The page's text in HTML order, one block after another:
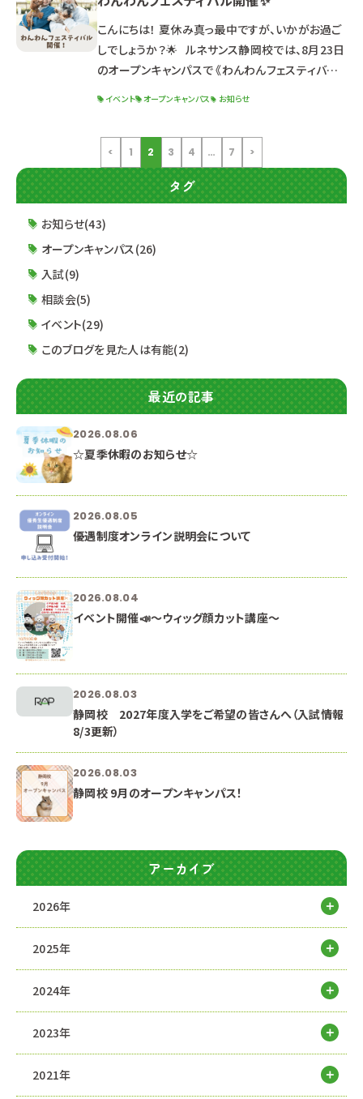
生）について 出願資格・特典・試験日程 選考までの
流れ 求める人材像 面接試験について 筆記試験に
ついて 小論文試験について &n
こんにちは！ 夏休み真っ最中ですが、いかがお過ご
しでしょうか？🌟 ルネサンス静岡校では、8月23日
のオープンキャンパスで 《わんわんフェスティバル》
☑犬好きな高校生＆社会人の方 ☑進路検討中の
高校3年生＆社会人の方 ☑オープンキャンパスに参
加してみたい2年生 【
イベント オープンキャンパス お知らせ
< 1 2 3 4 … 7 >
タグ
お知らせ(43)
オープンキャンパス(26)
入試(9)
相談会(5)
イベント(29)
このブログを見た人は有能(2)
最近の記事
2026.08.06
☆夏季休暇のお知らせ☆
2026.08.05
優遇制度オンライン説明会について
2026.08.04
イベント開催📣～ウィッグ顔カット講座～
2026.08.03
静岡校 2027年度入学をご希望の皆さんへ（入試情報
8/3更新）
2026.08.03
静岡校 9月のオープンキャンパス！
アーカイブ
2026年
2025年
2024年
2023年
2021年